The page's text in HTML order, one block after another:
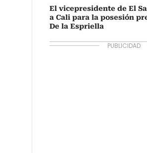
El vicepresidente de El
a Cali para la posesión
De la Espriella